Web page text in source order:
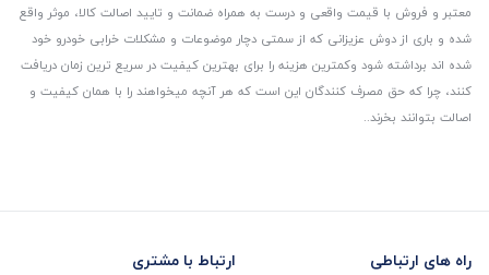
معتبر و فروش با قیمت واقعی و درست به همراه ضمانت و تایید اصالت کالا، موثر واقع
شده و باری از دوش عزیزانی که از سمتی دچار موضوعات و مشکلات خرابی خودرو خود
شده اند برداشته شود و‌کمترین هزینه را برای بهترین کیفیت در سریع ترین زمان دریافت
کنند، چرا که حق مصرف کنندگان این است که هر آنچه میخواهند را با همان کیفیت و
اصالت بتوانند بخرند..
راه های ارتباطی ارتباط با مشتری